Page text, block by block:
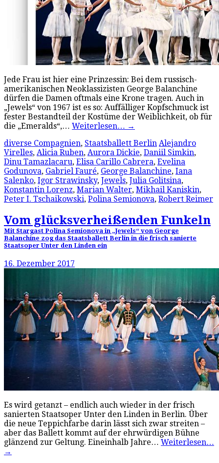
Jede Frau ist hier eine Prinzessin: Bei dem russisch-
amerikanischen Neoklassizisten George Balanchine
dürfen die Damen oftmals eine Krone tragen. Auch in
„Jewels“ von 1967 ist es so: Auffälliger Kopfschmuck ist
fester Bestandteil der Kostüme der Weiblichkeit, ob für
die „Emeralds“,… Weiterlesen… →
diverse Compagnien, Staatsballett Berlin Alejandro
Virelles, Alicia Ruben, Aurora Dickie, Daniil Simkin,
Dinu Tamazlacaru, Elisa Carillo Cabrera, Evelina
Godunova, Gabriel Fauré, George Balanchine, Iana
Salenko, Igor Strawinsky, Jewels, Julia Golitsina,
Konstantin Lorenz, Marian Walter, Mikhail Kaniskin,
Peter I. Tschaikowski, Polina Semionova, Robert Reimer
Vom glücksverheißenden Funkeln
Mit Stargast Polina Semionova in „Jewels“ von George
Balanchine zog das Staatsballett Berlin in die frisch sanierte
Staatsoper Unter den Linden ein
16. Dezember 2017
Es wird getanzt – endlich auch wieder in der frisch
sanierten Staatsoper Unter den Linden in Berlin. Über
die neue Teppichfarbe darin lässt sich zwar streiten –
aber das Ballett kommt auf der ehrwürdigen Bühne
glänzend zur Geltung. Eineinhalb Jahre… Weiterlesen…
→